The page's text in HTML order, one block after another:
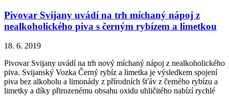
Pivovar Svijany uvádí na trh míchaný nápoj z
nealkoholického piva s černým rybízem a limetkou
18. 6. 2019
Pivovar Svijany uvádí na trh nový míchaný nápoj z nealkoholického
piva. Svijanský Vozka Černý rybíz a limetka je výsledkem spojení
piva bez alkoholu a limonády z přírodních šťáv z černého rybízu a
limetky a díky přirozenému obsahu oxidu uhličitého nabízí rychlé